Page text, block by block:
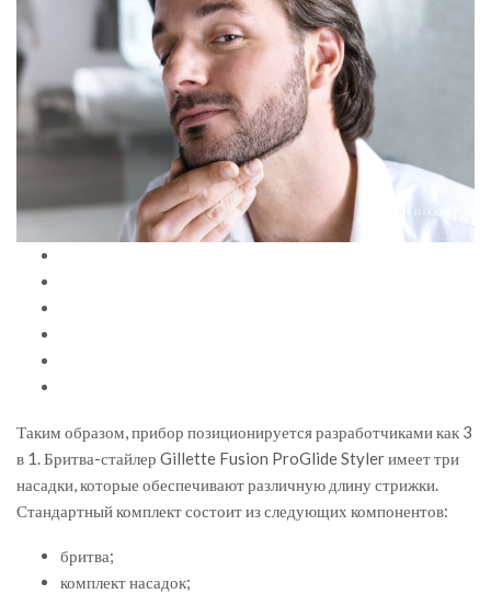
Таким образом, прибор позиционируется разработчиками как 3
в 1. Бритва-стайлер Gillette Fusion ProGlide Styler имеет три
насадки, которые обеспечивают различную длину стрижки.
Стандартный комплект состоит из следующих компонентов:
бритва;
комплект насадок;